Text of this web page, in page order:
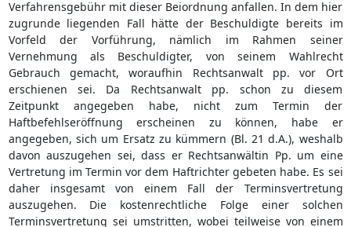
Verfahrensgebühr mit dieser Beiordnung anfallen. In dem hier
zugrunde liegenden Fall hätte der Beschuldigte bereits im
Vorfeld der Vorführung, nämlich im Rahmen seiner
Vernehmung als Beschuldigter, von seinem Wahlrecht
Gebrauch gemacht, woraufhin Rechtsanwalt pp. vor Ort
erschienen sei. Da Rechtsanwalt pp. schon zu diesem
Zeitpunkt angegeben habe, nicht zum Termin der
Haftbefehlseröffnung erscheinen zu können, habe er
angegeben, sich um Ersatz zu kümmern (Bl. 21 d.A.), weshalb
davon auszugehen sei, dass er Rechtsanwältin Pp. um eine
Vertretung im Termin vor dem Haftrichter gebeten habe. Es sei
daher insgesamt von einem Fall der Terminsvertretung
auszugehen. Die kostenrechtliche Folge einer solchen
Terminsvertretung sei umstritten, wobei teilweise von einem